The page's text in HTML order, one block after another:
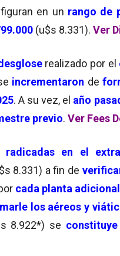
en un rango de
(u$s 8.331). Ver
realizado por el
incrementaron de
. A su vez, el año
previo. Ver Fees
radicadas en el
8.331) a fin de
cada planta adicional
los aéreos y
8.922*) se constituye